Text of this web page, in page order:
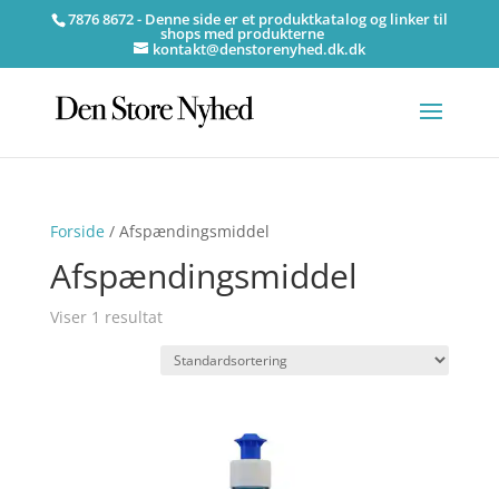
7876 8672 - Denne side er et produktkatalog og linker til
shops med produkterne
kontakt@denstorenyhed.dk.dk
Forside/ Afspændingsmiddel
Afspændingsmiddel
Viser 1 resultat